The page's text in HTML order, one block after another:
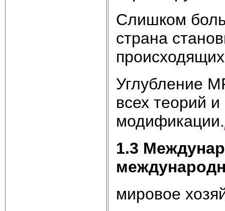
Слишком
страна
Углубление
всех теорий
модификации.
1.3
мировое